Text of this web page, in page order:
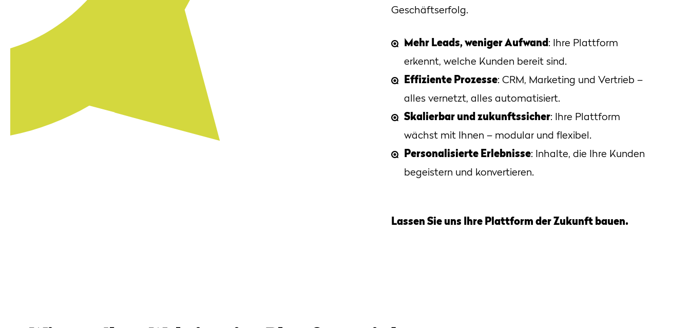
Geschäftserfolg.
Mehr Leads, weniger Aufwand: Ihre Plattform
erkennt, welche Kunden bereit sind.
Effiziente Prozesse: CRM, Marketing und Vertrieb –
alles vernetzt, alles automatisiert.
Skalierbar und zukunftssicher: Ihre Plattform
wächst mit Ihnen – modular und flexibel.
Personalisierte Erlebnisse: Inhalte, die Ihre Kunden
begeistern und konvertieren.
Lassen Sie uns Ihre Plattform der Zukunft bauen.